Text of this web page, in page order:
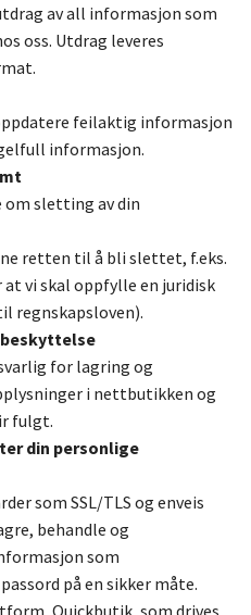
av all informasjon som
oss. Utdrag leveres
feilaktig informasjon
informasjon.
om sletting av din
retten til å bli slettet, f.eks.
vi skal oppfylle en juridisk
regnskapsloven).
for lagring og
i nettbutikken og
fulgt.
din personlige
som SSL/TLS og enveis
behandle og
som
på en sikker måte.
Quickbutik, som drives